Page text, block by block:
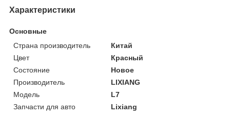
Характеристики
Основные
Страна производитель
Китай
Цвет
Красный
Состояние
Новое
Производитель
LIXIANG
Модель
L7
Запчасти для авто
Lixiang